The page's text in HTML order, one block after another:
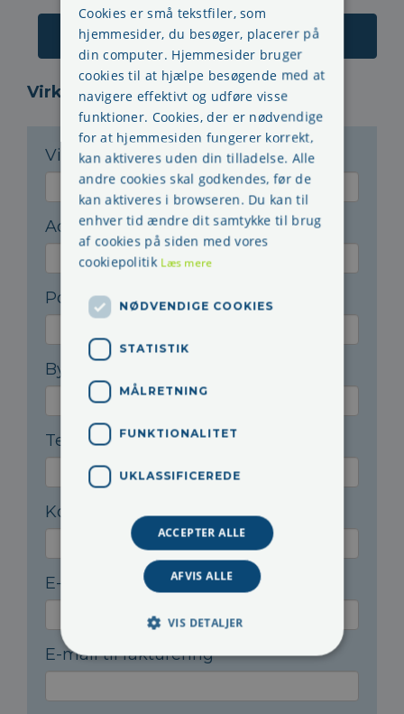
Virksomheden:
Virksomhedsnavn *
Adresse*
Postnr.*
By
Telefon*
Kontaktperson*
E-mail til kontaktperson
E-mail til fakturering*
Cookies er små tekstfiler, som
hjemmesider, du besøger, placerer på
din computer. Hjemmesider bruger
cookies til at hjælpe besøgende med at
navigere effektivt og udføre visse
funktioner. Cookies, der er nødvendige
for at hjemmesiden fungerer korrekt,
kan aktiveres uden din tilladelse. Alle
andre cookies skal godkendes, før de
kan aktiveres i browseren. Du kan til
enhver tid ændre dit samtykke til brug
af cookies på siden med vores
cookiepolitik Læs mere
NØDVENDIGE COOKIES
STATISTIK
MÅLRETNING
FUNKTIONALITET
UKLASSIFICEREDE
ACCEPTER ALLE
AFVIS ALLE
VIS DETALJER